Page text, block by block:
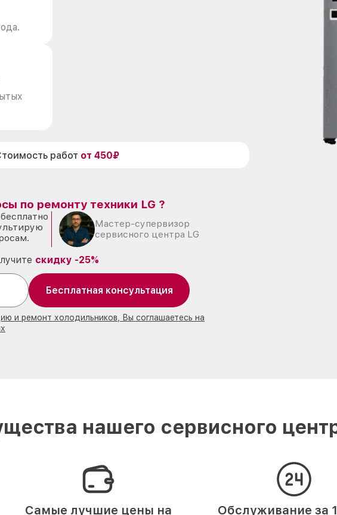
работ от 450₽
по ремонту техники LG ?
Мастер-супервизор
сервисного центра LG
скидку -25%
Бесплатная консультация
и ремонт холодильников, Вы соглашаетесь на
нашего сервисного
Самые лучшие цены на
Обслуживание за